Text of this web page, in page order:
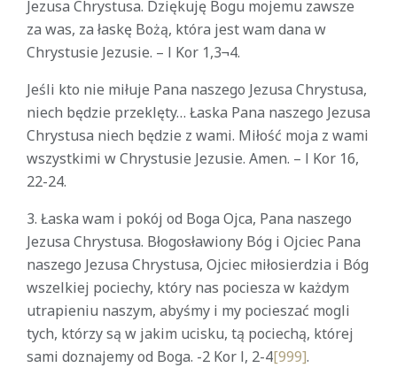
Jezusa Chrystusa. Dziękuję Bogu mojemu zawsze
za was, za łaskę Bożą, która jest wam dana w
Chrystusie Jezusie. – l Kor 1,3¬4.
Jeśli kto nie miłuje Pana naszego Jezusa Chrystusa,
niech będzie przeklęty… Łaska Pana naszego Jezusa
Chrystusa niech będzie z wami. Miłość moja z wami
wszystkimi w Chrystusie Jezusie. Amen. – l Kor 16,
22-24.
3. Łaska wam i pokój od Boga Ojca, Pana naszego
Jezusa Chrystusa. Błogosławiony Bóg i Ojciec Pana
naszego Jezusa Chrystusa, Ojciec miłosierdzia i Bóg
wszelkiej pociechy, który nas pociesza w każdym
utrapieniu naszym, abyśmy i my pocieszać mogli
tych, którzy są w jakim ucisku, tą pociechą, której
sami doznajemy od Boga. -2 Kor l, 2-4[999].